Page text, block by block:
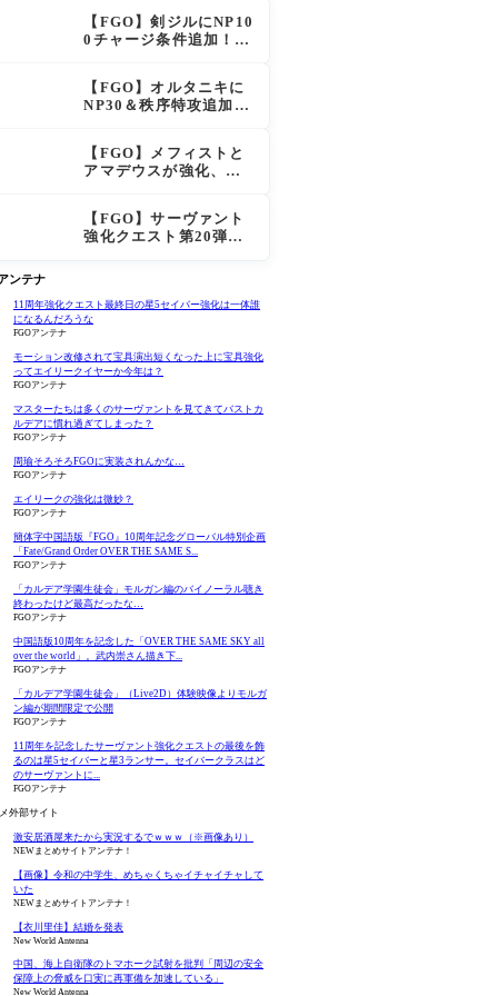
【FGO】剣ジルにNP10
0チャージ条件追加！術
【FGO】オルタニキに
NP30＆秩序特攻追加で
とは思えない」の反響
【FGO】メフィストと
アマデウスが強化、ア
に「最強でワロタ」の
声
【FGO】サーヴァント
強化クエスト第20弾！
ンテナ
11周年強化クエスト最終日の星5セイバー強化は一体誰
になるんだろうな
FGOアンテナ
モーション改修されて宝具演出短くなった上に宝具強化
ってエイリークイヤーか今年は？
FGOアンテナ
マスターたちは多くのサーヴァントを見てきてバストカ
ルデアに慣れ過ぎてしまった？
FGOアンテナ
周瑜そろそろFGOに実装されんかな…
FGOアンテナ
エイリークの強化は微妙？
FGOアンテナ
簡体字中国語版『FGO』10周年記念グローバル特別企画
「Fate/Grand Order OVER THE SAME S...
FGOアンテナ
「カルデア学園生徒会」モルガン編のバイノーラル聴き
終わったけど最高だったな…
FGOアンテナ
中国語版10周年を記念した「OVER THE SAME SKY all
over the world」。武内崇さん描き下...
FGOアンテナ
「カルデア学園生徒会」（Live2D）体験映像よりモルガ
ン編が期間限定で公開
FGOアンテナ
11周年を記念したサーヴァント強化クエストの最後を飾
るのは星5セイバーと星3ランサー。セイバークラスはど
のサーヴァントに...
FGOアンテナ
外部サイト
激安居酒屋来たから実況するでｗｗｗ（※画像あり）
NEWまとめサイトアンテナ！
【画像】令和の中学生、めちゃくちゃイチャイチャして
いた
NEWまとめサイトアンテナ！
【衣川里佳】結婚を発表
New World Antenna
中国、海上自衛隊のトマホーク試射を批判「周辺の安全
保障上の脅威を口実に再軍備を加速している」
New World Antenna